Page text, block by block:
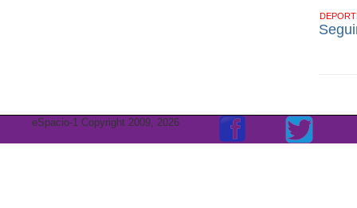
eSpacio-1 Copyright 2009, 2026